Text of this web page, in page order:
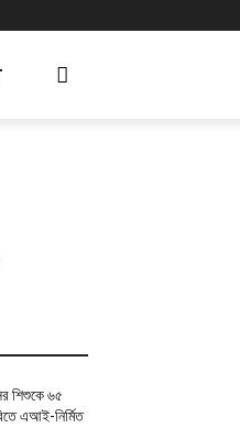
শিশুকে ৬৫
এআই-নির্মিত